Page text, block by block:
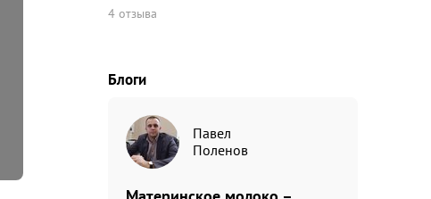
4 отзыва
Блоги
Павел
Поленов